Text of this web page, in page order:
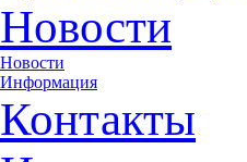
Новости
Новости
Информация
Контакты